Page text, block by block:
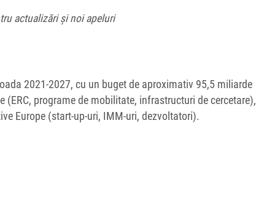
actualizări și noi apeluri
2021-2027, cu un buget de aproximativ 95,5 miliarde
(ERC, programe de mobilitate, infrastructuri de cercetare),
Europe (start-up-uri, IMM-uri, dezvoltatori).